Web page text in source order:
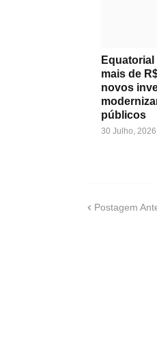
mais de
novos
públicos
30 Julho, 2026
Postagem